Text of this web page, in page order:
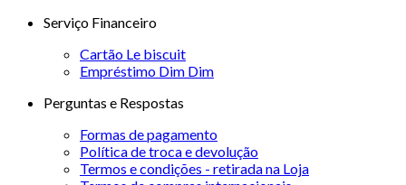
Serviço Financeiro
Cartão Le biscuit
Empréstimo Dim Dim
Perguntas e Respostas
Formas de pagamento
Política de troca e devolução
Termos e condições - retirada na Loja